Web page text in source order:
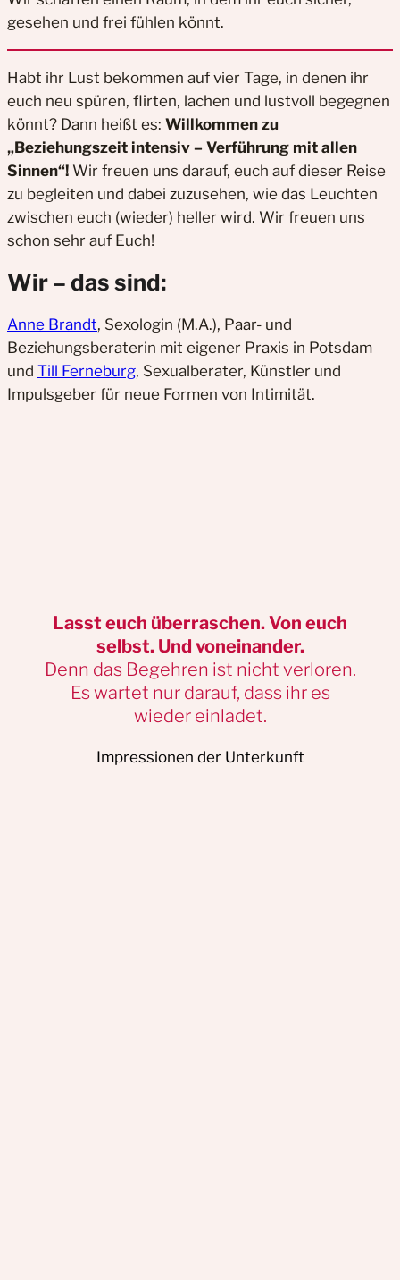
gesehen und frei fühlen könnt.
Habt ihr Lust bekommen auf vier Tage, in denen ihr
euch neu spüren, flirten, lachen und lustvoll begegnen
könnt? Dann heißt es: Willkommen zu
„Beziehungszeit intensiv – Verführung mit allen
Sinnen“! Wir freuen uns darauf, euch auf dieser Reise
zu begleiten und dabei zuzusehen, wie das Leuchten
zwischen euch (wieder) heller wird. Wir freuen uns
schon sehr auf Euch!
Wir – das sind:
Anne Brandt, Sexologin (M.A.), Paar- und
Beziehungsberaterin mit eigener Praxis in Potsdam
und Till Ferneburg, Sexualberater, Künstler und
Impulsgeber für neue Formen von Intimität.
Lasst euch überraschen. Von euch
selbst. Und voneinander.
Denn das Begehren ist nicht verloren.
Es wartet nur darauf, dass ihr es
wieder einladet.
Impressionen der Unterkunft